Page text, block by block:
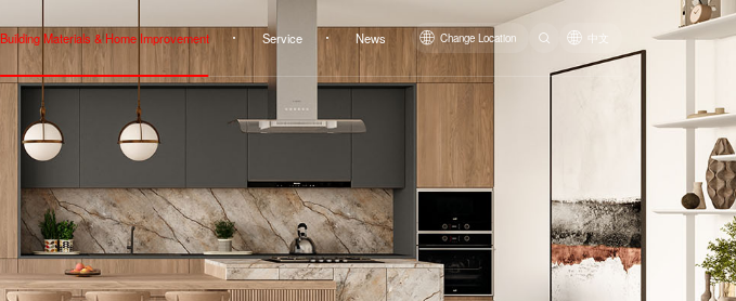
Building Materials & Home Improvement Service News Change Location 中文